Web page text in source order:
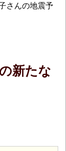
さんの地震予
新たな